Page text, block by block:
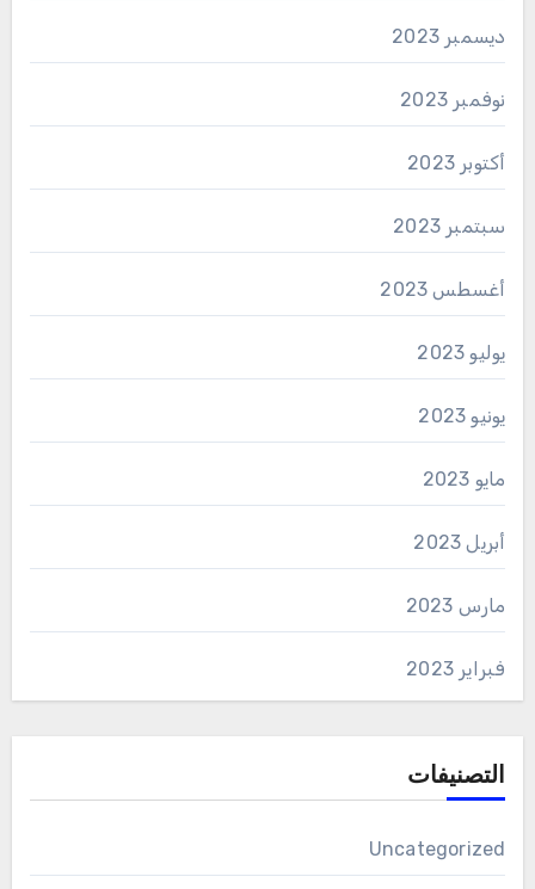
ديسمبر 2023
نوفمبر 2023
أكتوبر 2023
سبتمبر 2023
أغسطس 2023
يوليو 2023
يونيو 2023
مايو 2023
أبريل 2023
مارس 2023
فبراير 2023
التصنيفات
Uncategorized